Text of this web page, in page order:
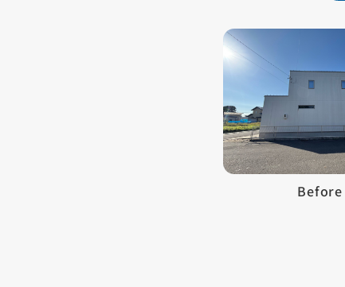
Before